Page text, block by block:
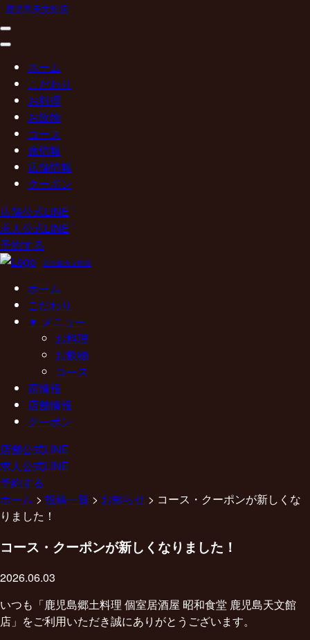
鹿児島天文館店
ホーム
こだわり
お料理
お飲物
コース
席情報
店舗情報
クーポン
店舗公式LINE
求人公式LINE
予約する
鹿児島天文館店
ホーム
こだわり
▼ メニュー
お料理
お飲物
コース
席情報
店舗情報
クーポン
店舗公式LINE
求人公式LINE
予約する
ホーム > 投稿一覧 > お知らせ > コース・クーポンが新しくな
りました！
コース・クーポンが新しくなりました！
2026.06.03
いつも「鹿児島郷土料理 個室居酒屋 昭和食堂 鹿児島天文館
店」をご利用いただき誠にありがとうございます。